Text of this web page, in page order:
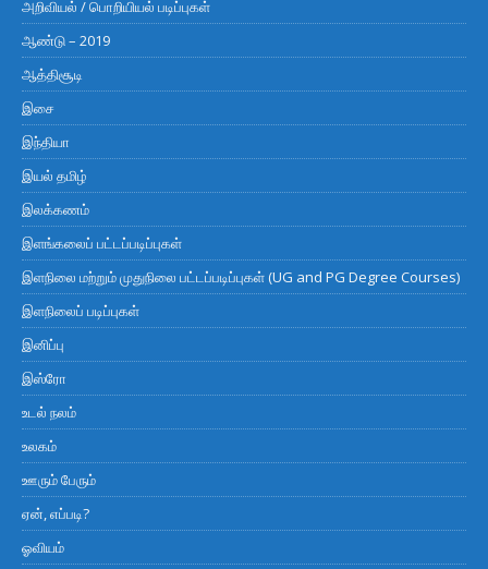
அறிவியல் / பொறியியல் படிப்புகள்
ஆண்டு – 2019
ஆத்திசூடி
இசை
இந்தியா
இயல் தமிழ்
இலக்கணம்
இளங்கலைப் பட்டப்படிப்புகள்
இளநிலை மற்றும் முதுநிலை பட்டப்படிப்புகள் (UG and PG Degree Courses)
இளநிலைப் படிப்புகள்
இனிப்பு
இஸ்ரோ
உடல் நலம்
உலகம்
ஊரும் பேரும்
ஏன், எப்படி?
ஓவியம்